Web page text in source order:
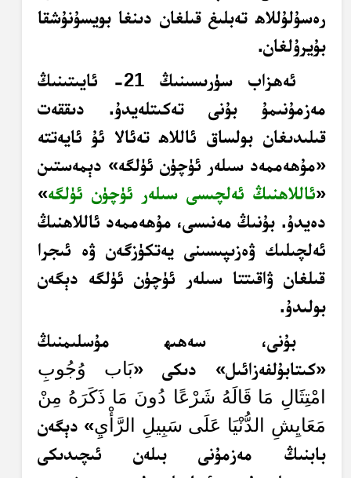
رەسۇلۇللاھ تەبلىغ قىلغان دىنغا بويسۇنۇشقا
بۇيرۇلغان.
ئەھزاب سۈرىسىنىڭ 21- ئايىتىنىڭ
مەزمۇنىمۇ بۇنى تەكىتلەيدۇ. دىققەت
قىلىدىغان بولساق ئاللاھ تەئالا ئۇ ئايەتتە
«مۇھەممەد سىلەر ئۈچۈن ئۈلگە» دېمەستىن
«ئاللاھنىڭ ئەلچىسى سىلەر ئۈچۈن ئۈلگە»
دەيدۇ. بۇنىڭ مەنىسى، مۇھەممەد ئاللاھنىڭ
ئەلچىلىك ۋەزىپىسىنى يەتكۈزگەن ۋە ئىجرا
قىلغان ۋاقىتتا سىلەر ئۈچۈن ئۈلگە دېگەن
بولىدۇ.
بۇنى، سەھىھ مۇسلىمنىڭ
«كىتابۇلفەزائىل» دىكى «بَاب وُجُوبِ
امْتِثَالِ مَا قَالَهُ شَرْعًا دُونَ مَا ذَكَرَهُ مِنْ
مَعَايِشِ الدُّنْيَا عَلَى سَبِيلِ الرَّأْي» دېگەن
بابنىڭ مەزمۇنى بىلەن ئىچىدىكى